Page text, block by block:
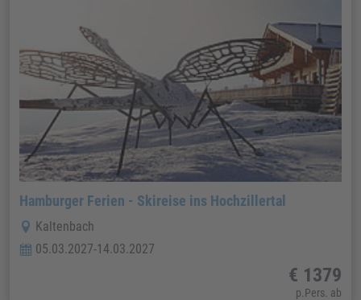
Hamburger Ferien - Skireise ins Hochzillertal
Kaltenbach
05.03.2027-14.03.2027
€ 1379
p.Pers. ab